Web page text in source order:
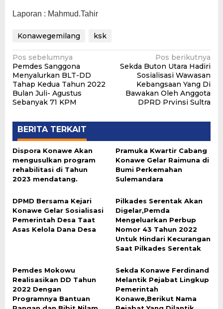
Laporan : Mahmud.Tahir
Konawegemilang ksk
Navigasi
pos
Pos sebelumnya
Pemdes Sanggona
Menyalurkan BLT-DD
Tahap Kedua Tahun 2022
Bulan Juli- Agustus
Sebanyak 71 KPM
Pos berikutnya
Sekda Buton Utara Hadiri
Sosialisasi Wawasan
Kebangsaan Yang Di
Bawakan Oleh Anggota
DPRD Prvinsi Sultra
BERITA TERKAIT
Dispora Konawe Akan
mengusulkan program
rehabilitasi di Tahun
2023 mendatang.
Pramuka Kwartir Cabang
Konawe Gelar Raimuna di
Bumi Perkemahan
Sulemandara
DPMD Bersama Kejari
Konawe Gelar Sosialisasi
Pemerintah Desa Taat
Asas Kelola Dana Desa
Pilkades Serentak Akan
Digelar,Pemda
Mengeluarkan Perbup
Nomor 43 Tahun 2022
Untuk Hindari Kecurangan
Saat Pilkades Serentak
Pemdes Mokowu
Realisasikan DD Tahun
2022 Dengan
Programnya Bantuan
Sekda Konawe Ferdinand
Melantik Pejabat Lingkup
Pemerintah
Konawe,Berikut Nama